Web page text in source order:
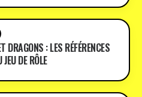
DRAGONS : LES RÉFÉRENCES
DE RÔLE